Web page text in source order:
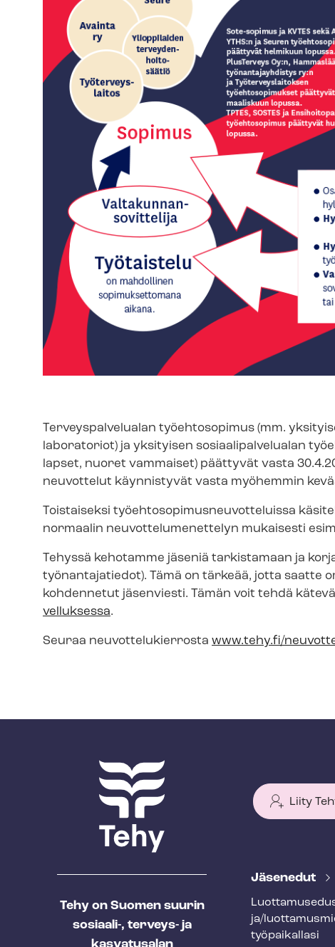
Ter­veys­pal­ve­lua­lan työehtosopimus (mm.
laboratoriot) ja yksityisen so­si­aa­li­pal­ve­lua­lan
lapset, nuoret vammaiset) päättyvät vasta
neuvottelut käynnistyvät vasta myöhemmin
Toistaiseksi työ­eh­to­so­pi­mus­neu­vot­te­luis­sa
normaalin neu­vot­te­lu­me­net­te­lyn mukaisesti
Tehyssä kehotamme jäseniä tarkistamaan ja
työnantajatiedot). Tämä on tärkeää, jotta saatte
kohdennetut jäsenviesti. Tämän voit tehdä
vel­luk­ses­sa.
Seuraa neu­vot­te­lu­kier­ros­ta www.tehy.fi/
Tehy on Suomen suurin
sosiaali-, terveys- ja
Liity
T
h
y
Jäsenedut
ja/
työpaikallasi